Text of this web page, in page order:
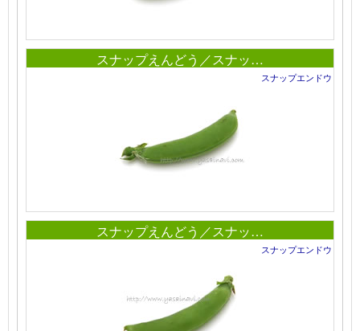
スナップえんどう／スナッ…
スナップエンドウ
スナップえんどう／スナッ…
スナップエンドウ